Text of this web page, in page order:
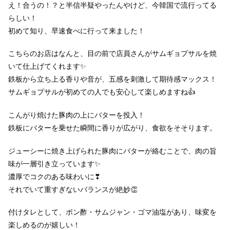
え！合うの！？と半信半疑やったんやけど、今韓国で流行ってる
らしい！
初めて知り、早速食べに行って来ました！
こちらのお店はなんと、目の前で店員さんがサムギョプサルを焼
いて仕上げてくれます✨
鉄板から立ち上る香りや音が、五感を刺激して期待感マックス！
サムギョプサルが初めての人でも安心して楽しめますね👍
こんがり焼けた豚肉の上にバターを投入！
鉄板にバターを乗せた瞬間に香りが広がり、食欲をそそります。
ジューシーに焼き上げられた豚肉にバターが絡むことで、肉の旨
味が一層引き立っています✨
濃厚でコクのある味わいに❣
それでいて重すぎないバランスが絶妙👏
付けタレとして、ポン酢・サムジャン・ゴマ油塩があり、味変を
楽しめるのが嬉しい！